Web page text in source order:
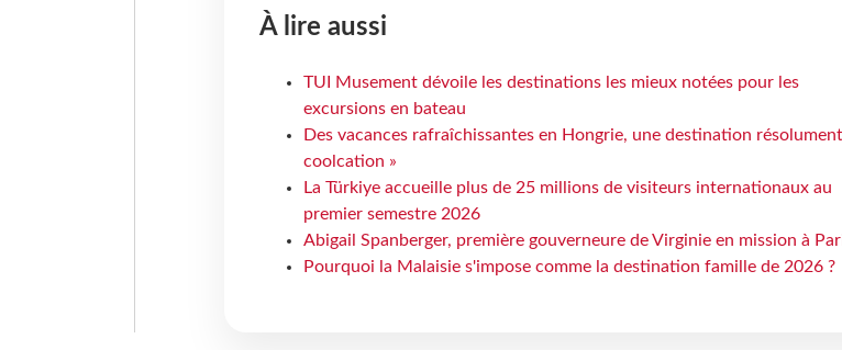
À lire aussi
TUI Musement dévoile les destinations les mieux notées pour les
excursions en bateau
Des vacances rafraîchissantes en Hongrie, une destination
coolcation »
La Türkiye accueille plus de 25 millions de visiteurs internationaux au
premier semestre 2026
Abigail Spanberger, première gouverneure de Virginie en mission à
Pourquoi la Malaisie s'impose comme la destination famille de 2026 ?